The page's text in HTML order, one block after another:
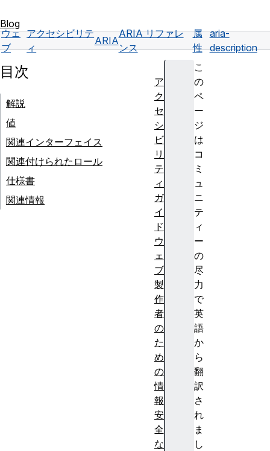
Blog
ウェ
ブ
アクセシビリテ
ィ
ARIA
ARIA リファレ
ンス
属
性
aria-
description
こ
の
ペ
ー
ジ
は
コ
ミ
ュ
ニ
テ
ィ
ー
の
尽
力
で
英
語
か
ら
翻
訳
さ
れ
ま
し
目次
解説
値
関連インターフェイス
関連付けられたロール
仕様書
関連情報
ア
ク
セ
シ
ビ
リ
テ
ィ
ガ
イ
ド
ウ
ェ
ブ
製
作
者
の
た
め
の
情
報
安
全
な